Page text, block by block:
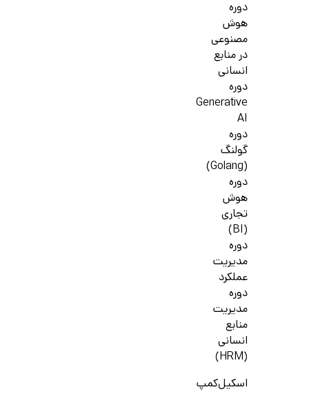
دوره
هوش
مصنوعی
در منابع
انسانی
دوره
Generative
AI
دوره
گولنگ
(Golang)
دوره
هوش
تجاری
(BI)
دوره
مدیریت
عملکرد
دوره
مدیریت
منابع
انسانی
(HRM)
اسکیل‌کمپ